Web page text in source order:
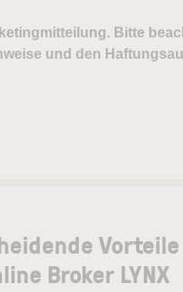
Broker LYNX